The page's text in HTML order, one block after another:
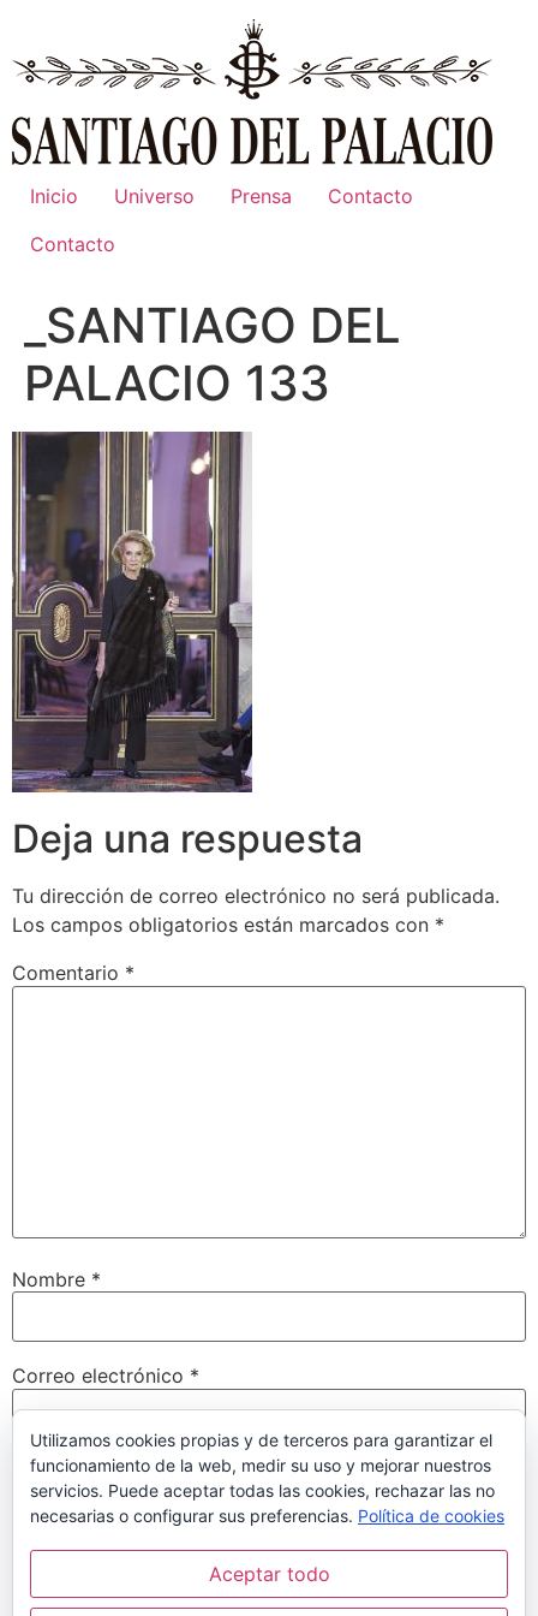
contenido
Inicio Universo Prensa
Contacto
Contacto
_SANTIAGO DEL
PALACIO 133
Deja una respuesta
Tu dirección de correo electrónico no será publicada.
Los campos obligatorios están marcados con *
Comentario *
Nombre *
Correo electrónico *
Web
Guarda mi nombre, correo electrónico y web en este
navegador para la próxima vez que comente.
Utilizamos cookies propias y de terceros para garantizar el
funcionamiento de la web, medir su uso y mejorar nuestros
servicios. Puede aceptar todas las cookies, rechazar las no
necesarias o configurar sus preferencias. Política de cookies
Aceptar todo